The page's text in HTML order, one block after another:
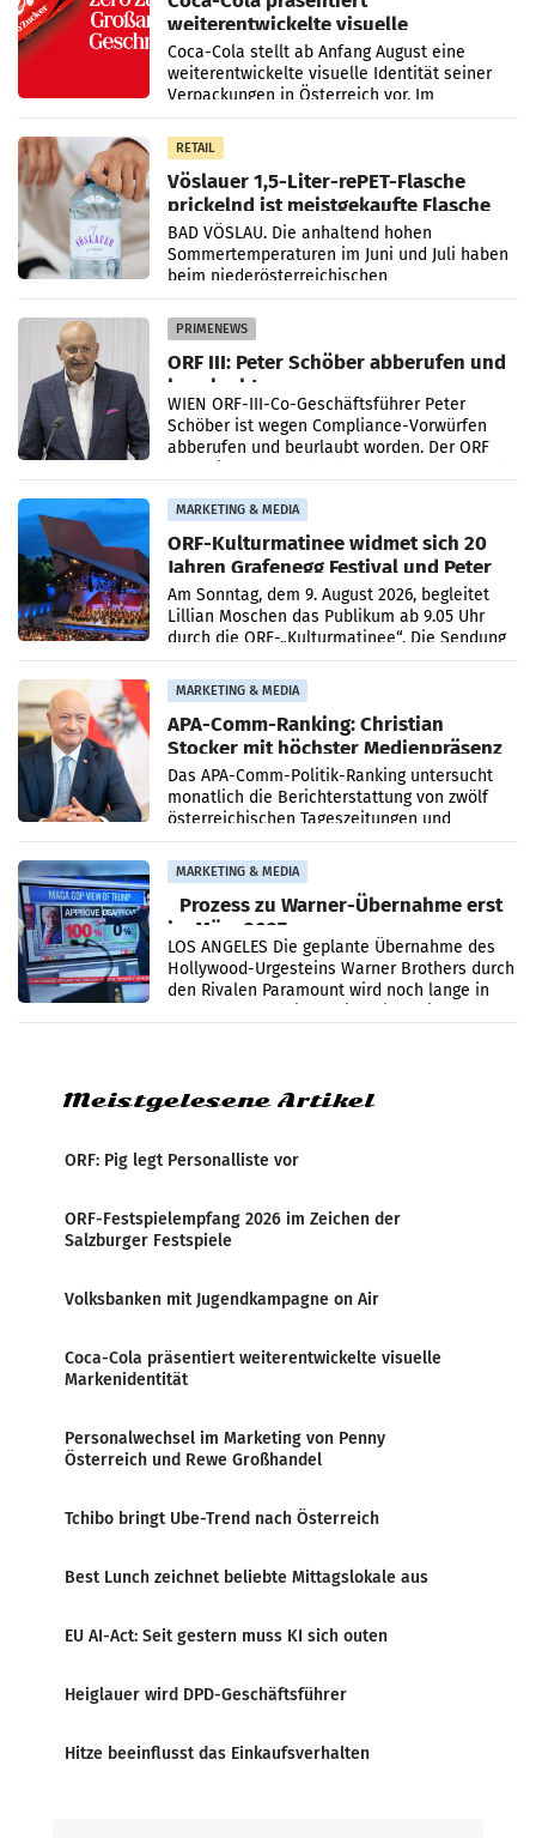
weiterentwickelte visuelle
Markenidentität
Coca-Cola stellt ab Anfang August eine
weiterentwickelte visuelle Identität seiner
Verpackungen in Österreich vor. Im
Mittelpunkt des Redesigns stehen zentrale
Gestaltungselemente
RETAIL
Vöslauer 1,5-Liter-rePET-Flasche
prickelnd ist meistgekaufte Flasche
Österreichs
BAD VÖSLAU. Die anhaltend hohen
Sommertemperaturen im Juni und Juli haben
beim niederösterreichischen
Getränkehersteller Vöslauer zu deutlichen
Absatzzuwächsen geführt. Während
PRIMENEWS
ORF III: Peter Schöber abberufen und
beurlaubt
WIEN ORF-III-Co-Geschäftsführer Peter
Schöber ist wegen Compliance-Vorwürfen
abberufen und beurlaubt worden. Der ORF
MARKETING & MEDIA
ORF-Kulturmatinee widmet sich 20
Jahren Grafenegg Festival und Peter
Simonischek
Am Sonntag, dem 9. August 2026, begleitet
Lillian Moschen das Publikum ab 9.05 Uhr
durch die ORF-„Kulturmatinee“. Die Sendung
startet mit der Dokumentation „20 Jahre
Grafenegg
MARKETING & MEDIA
APA-Comm-Ranking: Christian
Stocker mit höchster Medienpräsenz
im Juli
Das APA-Comm-Politik-Ranking untersucht
monatlich die Berichterstattung von zwölf
österreichischen Tageszeitungen und
analysiert, welche Politikerinnen und
Politiker Österreichs die
MARKETING & MEDIA
Prozess zu Warner-Übernahme erst
im März 2027
LOS ANGELES Die geplante Übernahme des
Hollywood-Urgesteins Warner Brothers durch
den Rivalen Paramount wird noch lange in
Meistgelesene Artikel
ORF: Pig legt Personalliste vor
ORF-Festspielempfang 2026 im Zeichen der
Salzburger Festspiele
Volksbanken mit Jugendkampagne on Air
Coca-Cola präsentiert weiterentwickelte visuelle
Markenidentität
Personalwechsel im Marketing von Penny
Österreich und Rewe Großhandel
Tchibo bringt Ube-Trend nach Österreich
Best Lunch zeichnet beliebte Mittagslokale aus
EU AI-Act: Seit gestern muss KI sich outen
Heiglauer wird DPD-Geschäftsführer
Hitze beeinflusst das Einkaufsverhalten